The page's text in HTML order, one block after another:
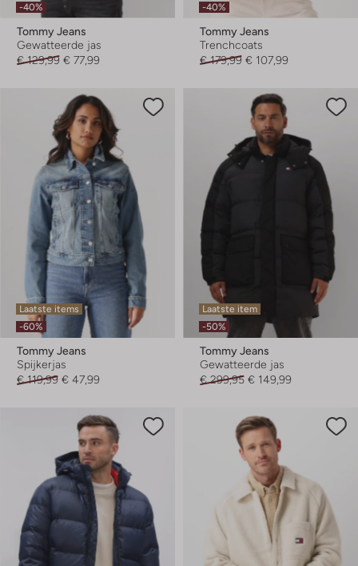
-40%
Tommy Jeans
Gewatteerde jas
€ 129,99 € 77,99
-40%
Tommy Jeans
Trenchcoats
€ 179,99 € 107,99
Laatste items
-60%
Tommy Jeans
Spijkerjas
€ 119,99 € 47,99
Laatste item
-50%
Tommy Jeans
Gewatteerde jas
€ 299,95 € 149,99